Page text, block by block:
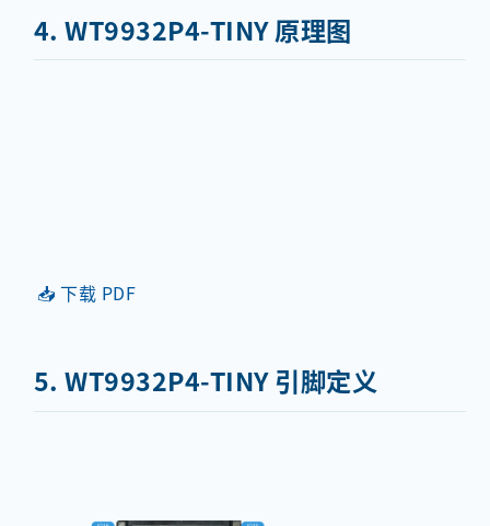
4. WT9932P4-TINY 原理图
📥 下载 PDF
5. WT9932P4-TINY 引脚定义